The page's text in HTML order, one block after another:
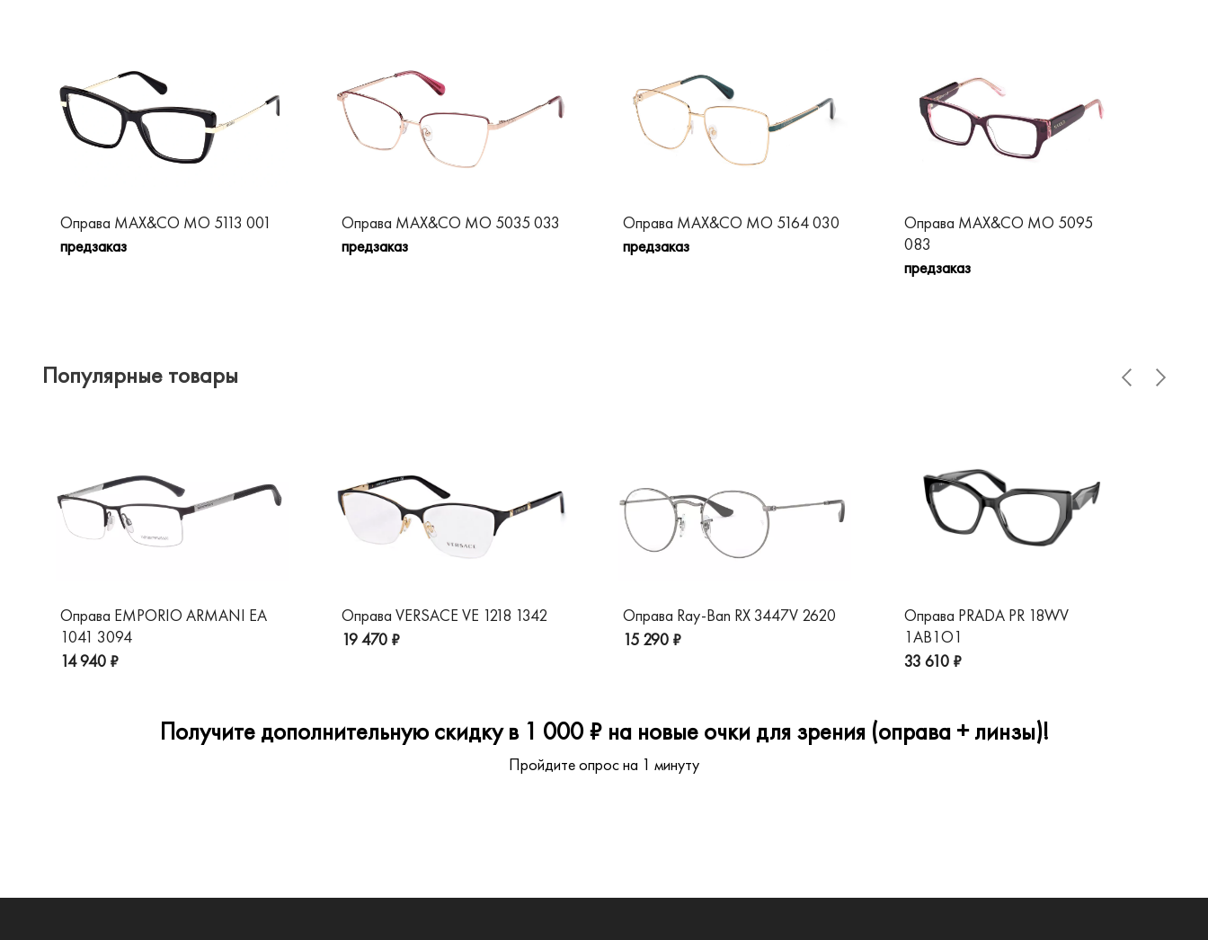
Оправа MAX&CO MO 5113 001
предзаказ
Оправа MAX&CO MO 5035 033
предзаказ
Оправа MAX&CO MO 5164 030
предзаказ
Оправа MAX&CO MO 5095
083
предзаказ
Популярные товары
Оправа EMPORIO ARMANI EA
1041 3094
14 940 ₽
Оправа VERSACE VE 1218 1342
19 470 ₽
Оправа Ray-Ban RX 3447V 2620
15 290 ₽
Оправа PRADA PR 18WV
1AB1O1
33 610 ₽
Получите дополнительную скидку в 1 000 ₽ на новые очки для зрения (оправа + линзы)!
Пройдите опрос на 1 минуту